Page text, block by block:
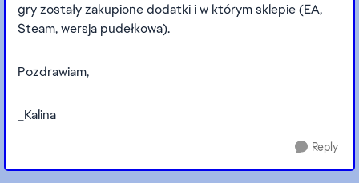
gry zostały zakupione dodatki i w którym sklepie (EA,
Steam, wersja pudełkowa).
Pozdrawiam,
_Kalina
Reply